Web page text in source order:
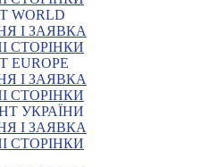
WORLD
І ЗАЯВКА
СТОРІНКИ
EUROPE
І ЗАЯВКА
СТОРІНКИ
УКРАЇНИ
І ЗАЯВКА
СТОРІНКИ